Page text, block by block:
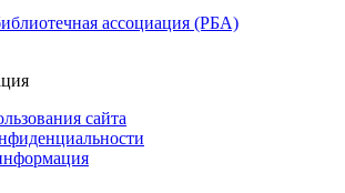
ассоциация (РБА)
сайта